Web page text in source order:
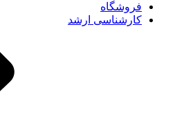
فروشگاه
کارشناسی ارشد